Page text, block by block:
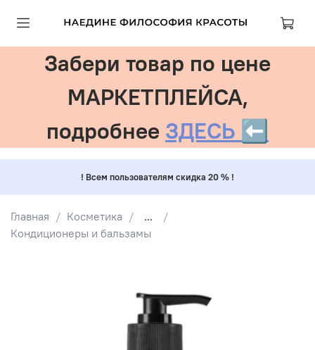
Забери товар по цене
МАРКЕТПЛЕЙСА,
подробнее ЗДЕСЬ ⬅️
! Всем пользователям скидка 20 % !
Главная Косметика
...
Кондиционеры и бальзамы